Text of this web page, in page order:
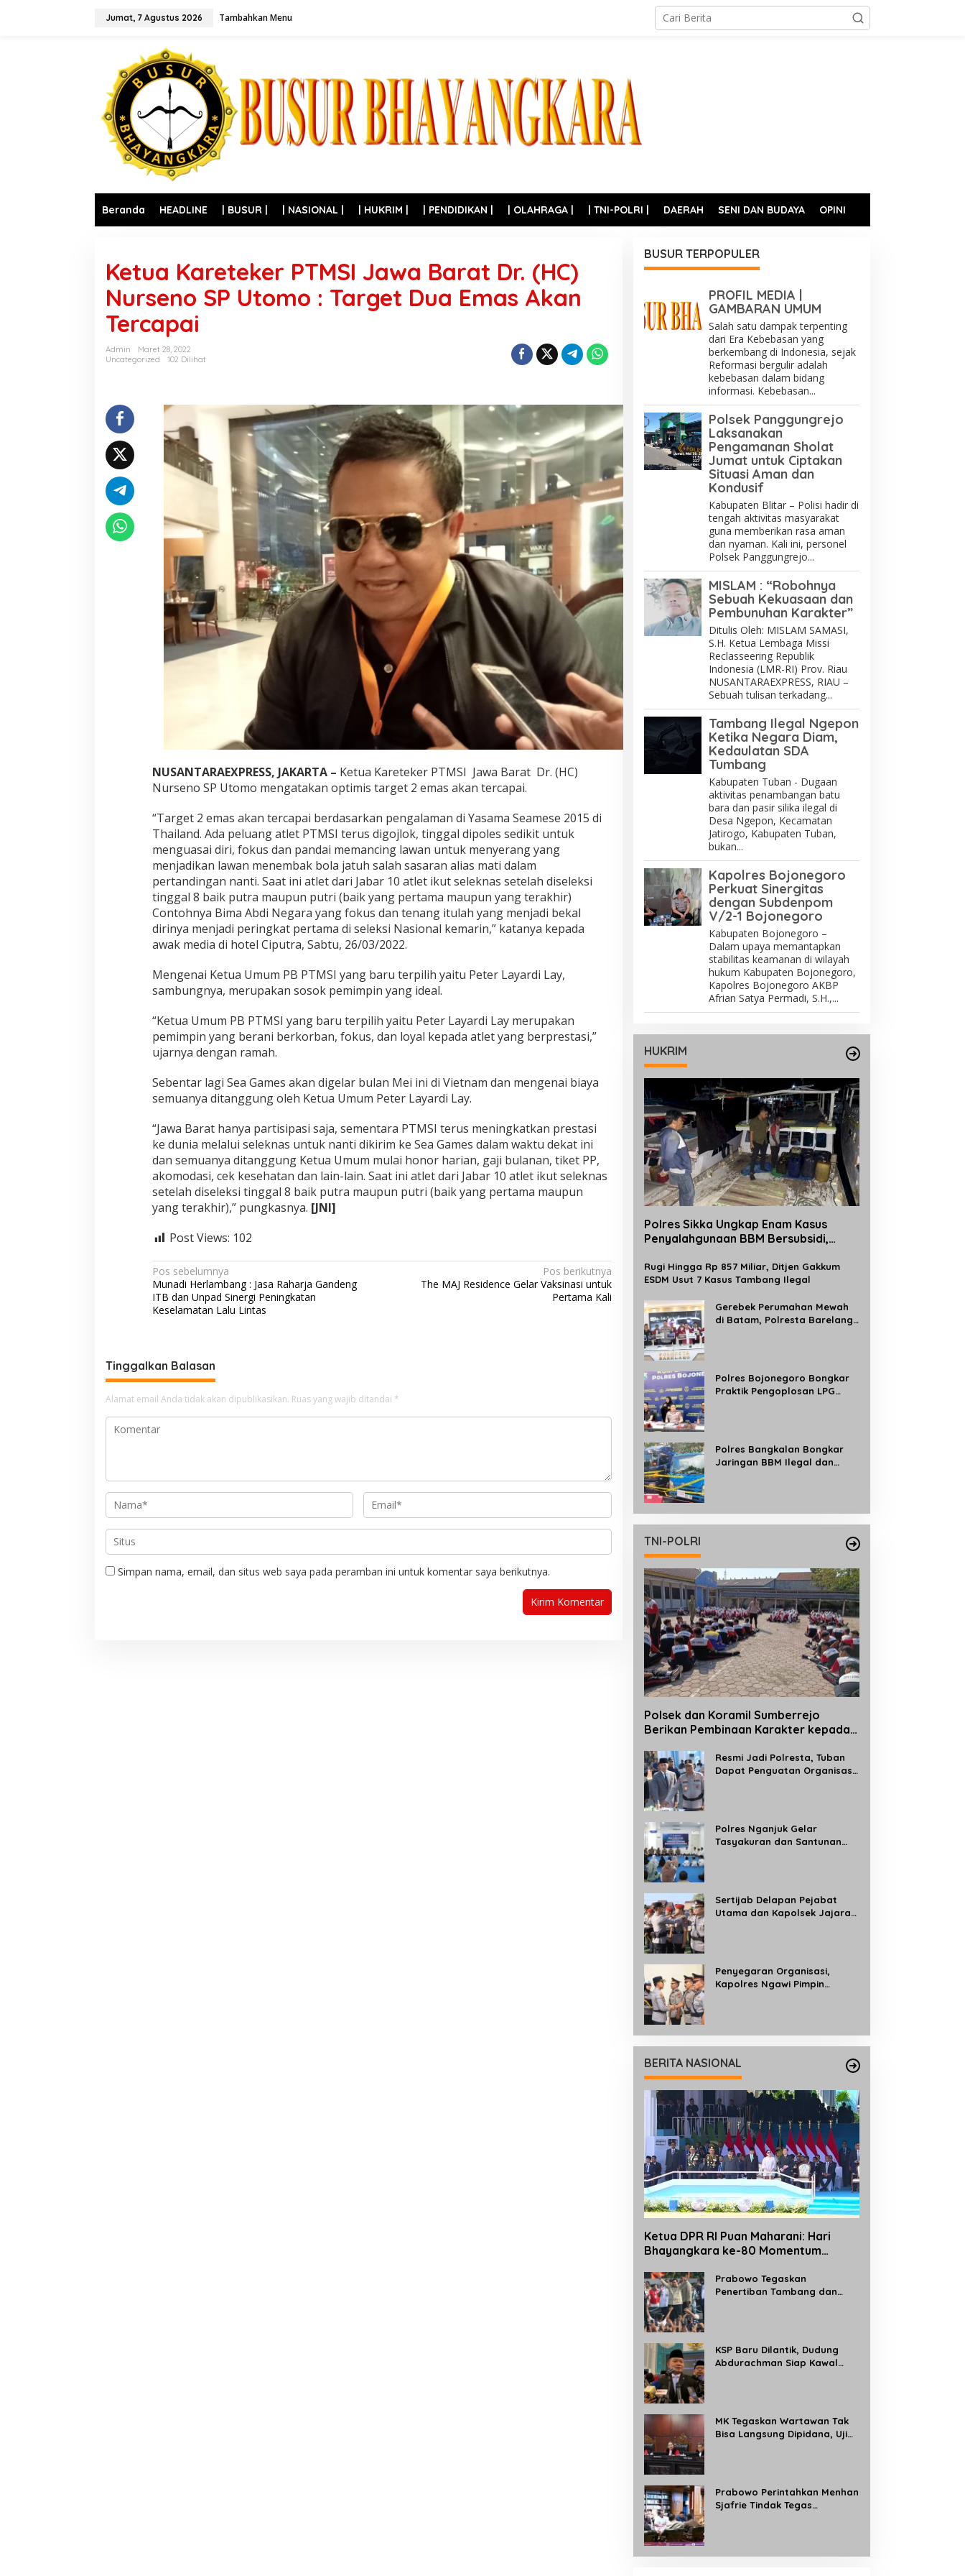
Jumat, 7 Agustus 2026 Tambahkan Menu
Beranda HEADLINE | BUSUR | | NASIONAL | | HUKRIM | | PENDIDIKAN | | OLAHRAGA | | TNI-POLRI | DAERAH SENI DAN BUDAYA OPINI
Ketua Kareteker PTMSI Jawa Barat Dr. (HC)
Nurseno SP Utomo : Target Dua Emas Akan
Tercapai
Admin
Maret 28, 2022
Uncategorized
102 Dilihat
NUSANTARAEXPRESS, JAKARTA – Ketua Kareteker PTMSI Jawa Barat Dr. (HC)
Nurseno SP Utomo mengatakan optimis target 2 emas akan tercapai.
“Target 2 emas akan tercapai berdasarkan pengalaman di Yasama Seamese 2015 di
Thailand. Ada peluang atlet PTMSI terus digojlok, tinggal dipoles sedikit untuk
menguasai diri, fokus dan pandai memancing lawan untuk menyerang yang
menjadikan lawan menembak bola jatuh salah sasaran alias mati dalam
pertandingan nanti. Saat ini atlet dari Jabar 10 atlet ikut seleknas setelah diseleksi
tinggal 8 baik putra maupun putri (baik yang pertama maupun yang terakhir)
Contohnya Bima Abdi Negara yang fokus dan tenang itulah yang menjadi bekal
dirinya menjadi peringkat pertama di seleksi Nasional kemarin,” katanya kepada
awak media di hotel Ciputra, Sabtu, 26/03/2022.
Mengenai Ketua Umum PB PTMSI yang baru terpilih yaitu Peter Layardi Lay,
sambungnya, merupakan sosok pemimpin yang ideal.
“Ketua Umum PB PTMSI yang baru terpilih yaitu Peter Layardi Lay merupakan
pemimpin yang berani berkorban, fokus, dan loyal kepada atlet yang berprestasi,”
ujarnya dengan ramah.
Sebentar lagi Sea Games akan digelar bulan Mei ini di Vietnam dan mengenai biaya
semuanya ditanggung oleh Ketua Umum Peter Layardi Lay.
“Jawa Barat hanya partisipasi saja, sementara PTMSI terus meningkatkan prestasi
ke dunia melalui seleknas untuk nanti dikirim ke Sea Games dalam waktu dekat ini
dan semuanya ditanggung Ketua Umum mulai honor harian, gaji bulanan, tiket PP,
akomodasi, cek kesehatan dan lain-lain. Saat ini atlet dari Jabar 10 atlet ikut seleknas
setelah diseleksi tinggal 8 baik putra maupun putri (baik yang pertama maupun
yang terakhir),” pungkasnya. [JNI]
Post Views: 102
N
a
v
a
s
i
p
s
Pos sebelumnya
Munadi Herlambang : Jasa Raharja Gandeng
ITB dan Unpad Sinergi Peningkatan
Keselamatan Lalu Lintas
Pos berikutnya
The MAJ Residence Gelar Vaksinasi untuk
Pertama Kali
Tinggalkan Balasan
Alamat email Anda tidak akan dipublikasikan. Ruas yang wajib ditandai *
Simpan nama, email, dan situs web saya pada peramban ini untuk komentar saya berikutnya.
BUSUR TERPOPULER
PROFIL MEDIA |
GAMBARAN UMUM
Salah satu dampak terpenting
dari Era Kebebasan yang
berkembang di Indonesia, sejak
Reformasi bergulir adalah
kebebasan dalam bidang
informasi. Kebebasan...
Polsek Panggungrejo
Laksanakan
Pengamanan Sholat
Jumat untuk Ciptakan
Situasi Aman dan
Kondusif
Kabupaten Blitar – Polisi hadir di
tengah aktivitas masyarakat
guna memberikan rasa aman
dan nyaman. Kali ini, personel
Polsek Panggungrejo...
MISLAM : “Robohnya
Sebuah Kekuasaan dan
Pembunuhan Karakter”
Ditulis Oleh: MISLAM SAMASI,
S.H. Ketua Lembaga Missi
Reclasseering Republik
Indonesia (LMR-RI) Prov. Riau
NUSANTARAEXPRESS, RIAU –
Sebuah tulisan terkadang...
Tambang Ilegal Ngepon
Ketika Negara Diam,
Kedaulatan SDA
Tumbang
Kabupaten Tuban - Dugaan
aktivitas penambangan batu
bara dan pasir silika ilegal di
Desa Ngepon, Kecamatan
Jatirogo, Kabupaten Tuban,
bukan...
Kapolres Bojonegoro
Perkuat Sinergitas
dengan Subdenpom
V/2-1 Bojonegoro
Kabupaten Bojonegoro –
Dalam upaya memantapkan
stabilitas keamanan di wilayah
hukum Kabupaten Bojonegoro,
Kapolres Bojonegoro AKBP
Afrian Satya Permadi, S.H.,...
HUKRIM
Polres Sikka Ungkap Enam Kasus
Penyalahgunaan BBM Bersubsidi,
Diamankan
Rugi Hingga Rp 857 Miliar, Ditjen Gakkum
ESDM Usut 7 Kasus Tambang Ilegal
Gerebek Perumahan Mewah
di Batam, Polresta Barelang
Polres Bojonegoro Bongkar
Praktik Pengoplosan LPG
Polres Bangkalan Bongkar
Jaringan BBM Ilegal dan
TNI-POLRI
Polsek dan Koramil Sumberrejo
Berikan Pembinaan Karakter kepada
Kegiatan MPLSResmi Jadi Polresta, Tuban
Dapat Penguatan Organisasi
Polres Nganjuk Gelar
Tasyakuran dan Santunan
Sertijab Delapan Pejabat
Utama dan Kapolsek Jajaran,
Penyegaran Organisasi,
Kapolres Ngawi Pimpin
BERITA NASIONAL
Ketua DPR RI Puan Maharani: Hari
Bhayangkara ke-80 Momentum
Pelayanan Polri kepada Masyarakat
Prabowo Tegaskan
Penertiban Tambang dan
KSP Baru Dilantik, Dudung
Abdurachman Siap Kawal
MK Tegaskan Wartawan Tak
Bisa Langsung Dipidana, Uji
Prabowo Perintahkan Menhan
Sjafrie Tindak Tegas